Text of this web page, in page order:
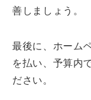
善しましょう。
最後に、ホーム
を払い、予算内
ださい。